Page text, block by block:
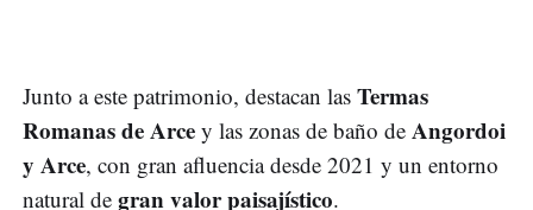
Junto a este patrimonio, destacan las Termas
Romanas de Arce y las zonas de baño de Angordoi
y Arce, con gran afluencia desde 2021 y un entorno
natural de gran valor paisajístico.